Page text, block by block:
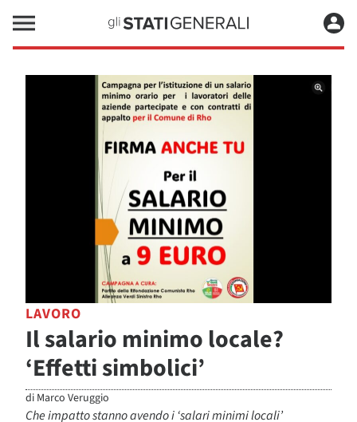
LAVORO
Il salario minimo locale?
‘Effetti simbolici’
di Marco Veruggio
Che impatto stanno avendo i ‘salari minimi locali’